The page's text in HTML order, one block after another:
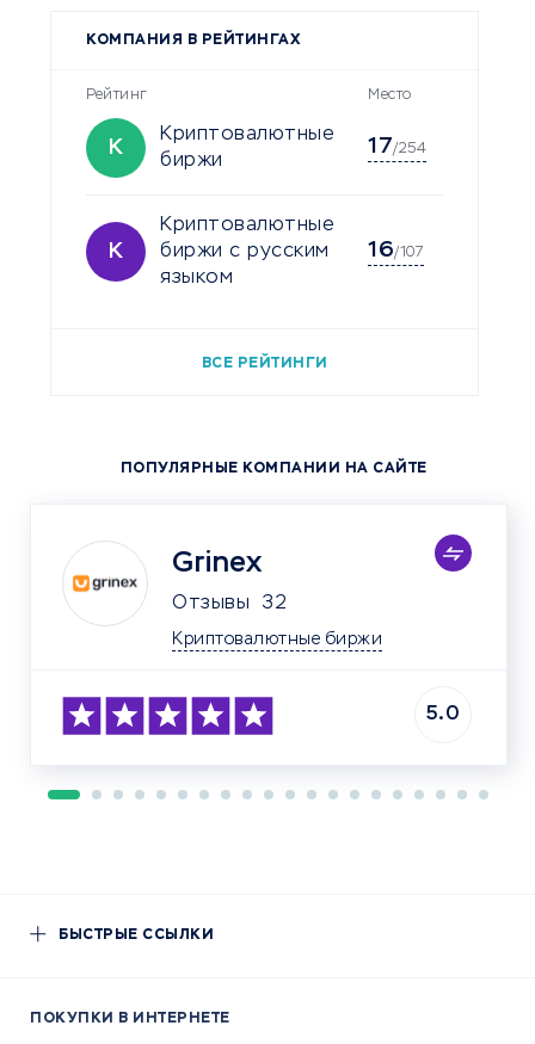
КОМПАНИЯ В РЕЙТИНГАХ
Рейтинг Место
К
Криптовалютные
биржи
17/254
К
Криптовалютные
биржи с русским
языком
16/107
ВСЕ РЕЙТИНГИ
ПОПУЛЯРНЫЕ КОМПАНИИ НА САЙТЕ
Grinex
Отзывы 32
Криптовалютные биржи
5.0
БЫСТРЫЕ ССЫЛКИ
ПОКУПКИ В ИНТЕРНЕТЕ